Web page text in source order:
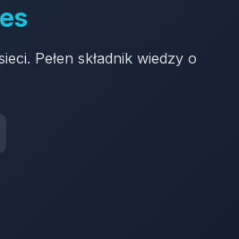
Pełen składnik wiedzy o